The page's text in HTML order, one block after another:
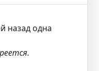
назад одна